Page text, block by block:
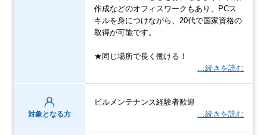
作成などのオフィスワークもあり、PCス
キルを身につけながら、20代で国家資格の
取得が可能です。
★同じ場所で長く働ける！
…続きを読む
対象となる方
ビルメンテナンス経験者歓迎
…続きを読む